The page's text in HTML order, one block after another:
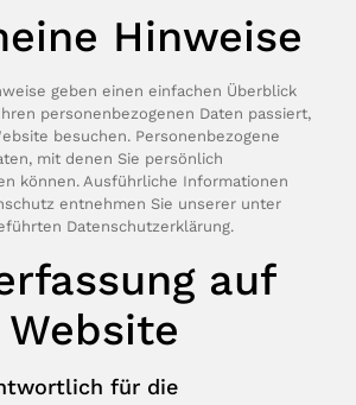
Hinweise
geben einen einfachen Überblick
personenbezogenen Daten passiert,
besuchen. Personenbezogene
mit denen Sie persönlich
können. Ausführliche Informationen
entnehmen Sie unserer unter
Datenschutzerklärung.
auf
für die